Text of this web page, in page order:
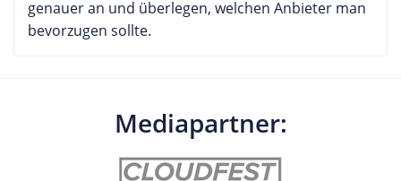
genauer an und überlegen, welchen Anbieter man
bevorzugen sollte.
Mediapartner: